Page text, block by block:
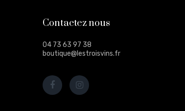
Contactez nous
04 73 63 97 38
boutique@lestroisvins.fr